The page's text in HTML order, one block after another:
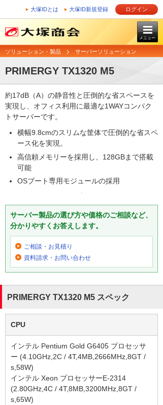
大塚IDとは 大塚ID新規登録 ログイン
メニュー
ソリューション・製品 サーバーソリューション
PRIMERGY TX1320 M5
約17dB（A）の静音性と圧倒的な省スペースを
実現し、オフィス利用に最適な1WAYコンパク
トサーバーです。
横幅9.8cmのスリムな筐体で圧倒的な省スペ
ース化を実現。
高信頼メモリーを採用し、128GBまで搭載
可能
OSブート専用モジュールの採用
サーバー製品の選び方や価格のご相談など、
分かりやすくお答えします。
ご相談・お見積り
資料請求・お問い合わせ
PRIMERGY TX1320 M5 スペック
CPU
インテル Pentium Gold G6405 プロセッサ
ー (4.10GHz,2C / 4T,4MB,2666MHz,8GT /
s,58W)
インテル Xeon プロセッサーE-2314
(2.80GHz,4C / 4T,8MB,3200MHz,8GT /
s,65W)